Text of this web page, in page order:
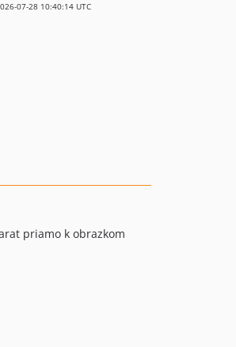
07-28 10:40:14 UTC
priamo k obrazkom